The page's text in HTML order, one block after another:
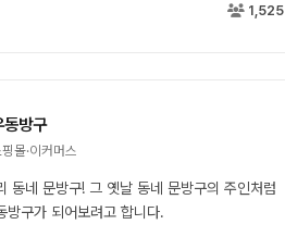
1,525
동방구
몰·이커머스
동네 문방구! 그 옛날 동네 문방구의 주인처럼
방구가 되어보려고 합니다.